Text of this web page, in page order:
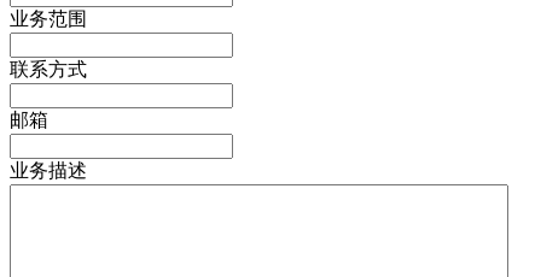
业务范围
联系方式
邮箱
业务描述